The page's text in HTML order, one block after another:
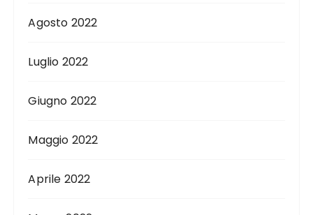
Agosto 2022
Luglio 2022
Giugno 2022
Maggio 2022
Aprile 2022